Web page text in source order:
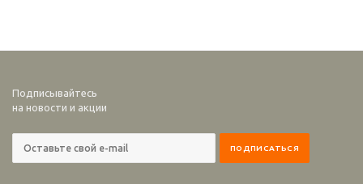
Подписывайтесь
на новости и акции